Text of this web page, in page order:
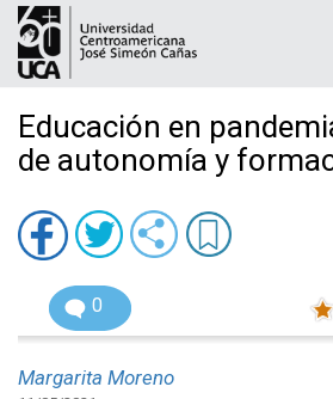
Educación en
de autonomía y
0
Margarita Moreno